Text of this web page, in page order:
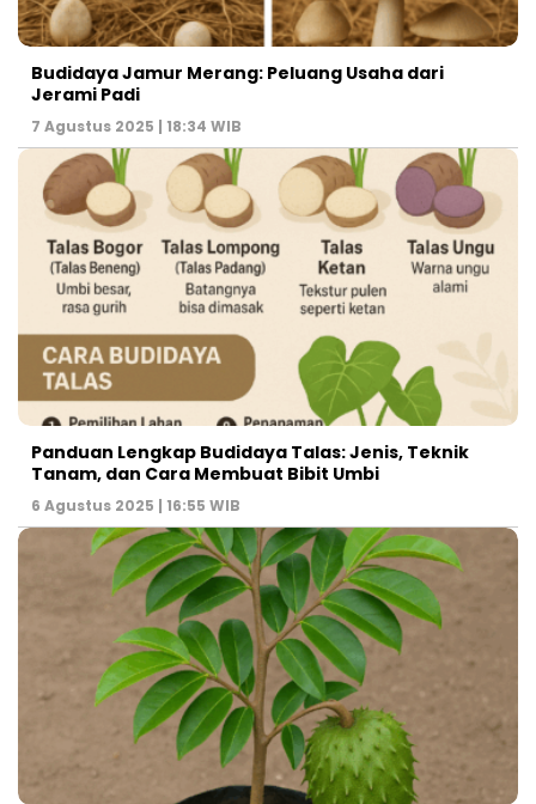
Budidaya Jamur Merang: Peluang Usaha dari
Jerami Padi
7 Agustus 2025 | 18:34 WIB
Panduan Lengkap Budidaya Talas: Jenis, Teknik
Tanam, dan Cara Membuat Bibit Umbi
6 Agustus 2025 | 16:55 WIB